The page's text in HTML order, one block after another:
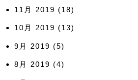
11月 2019 (18)
10月 2019 (13)
9月 2019 (5)
8月 2019 (4)